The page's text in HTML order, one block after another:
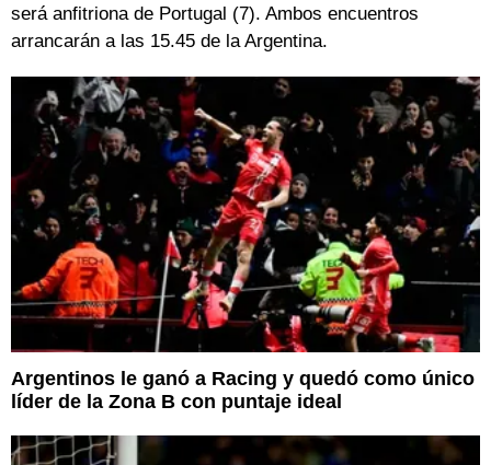
será anfitriona de Portugal (7). Ambos encuentros
arrancarán a las 15.45 de la Argentina.
Argentinos le ganó a Racing y quedó como único
líder de la Zona B con puntaje ideal